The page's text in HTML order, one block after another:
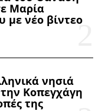
Μαρία
με νέο βίντεο
νησιά
Κοπεγχάγη
της